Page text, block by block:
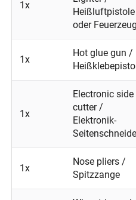
1x
Heißluftpistole
oder Feuerzeug
1x
Hot glue gun /
1x
Electronic side
cutter /
Elektronik-
1x
Nose pliers /
Spitzzange